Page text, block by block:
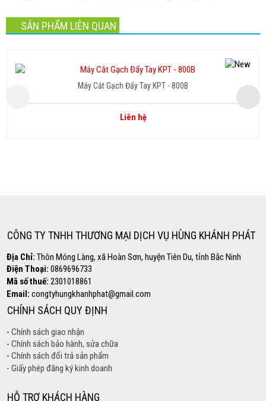
SẢN PHẨM LIÊN QUAN
Máy Cắt Gạch Đẩy Tay KPT - 800B
Liên hệ
CÔNG TY TNHH THƯƠNG MẠI DỊCH VỤ HÙNG KHÁNH PHÁT
Địa Chỉ: Thôn Móng Làng, xã Hoàn Sơn, huyện Tiên Du, tỉnh Bắc Ninh
Điện Thoại: 0869696733
Mã số thuế: 2301018861
Email: congtyhungkhanhphat@gmail.com
CHÍNH SÁCH QUY ĐỊNH
- Chính sách giao nhận
- Chính sách bảo hành, sửa chữa
- Chính sách đổi trả sản phẩm
- Giấy phép đăng ký kinh doanh
HỖ TRỢ KHÁCH HÀNG